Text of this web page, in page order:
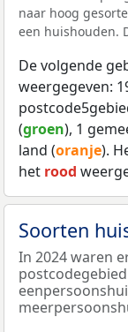
naar hoog
een huishouden.
De volgende
weergegeven:
(groen), 1
land (oranje).
het rood
Soorten
In 2024 waren